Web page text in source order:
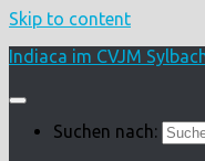
Skip to content
Indiaca im CVJM
Suchen nach: